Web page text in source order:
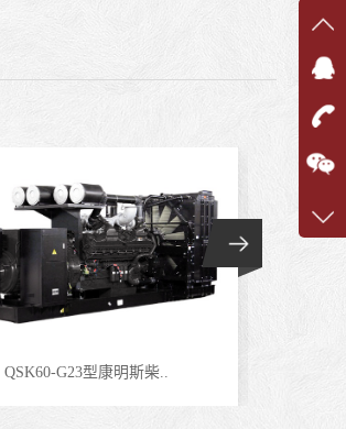
QSK60-G23型康明斯柴..
在线
在
咨询
客服